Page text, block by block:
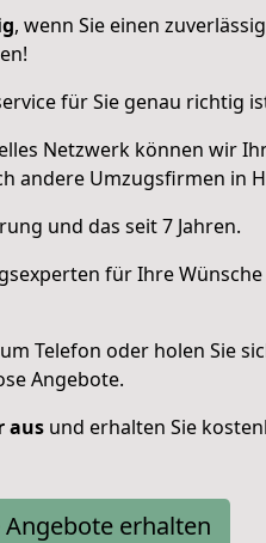
, wenn Sie einen
für Sie genau richtig
Netzwerk können wir
andere Umzugsfirmen in
und das seit 7 Jahren.
für Ihre
Telefon oder holen Sie
Angebote.
aus und erhalten Sie
Angebote erhalten